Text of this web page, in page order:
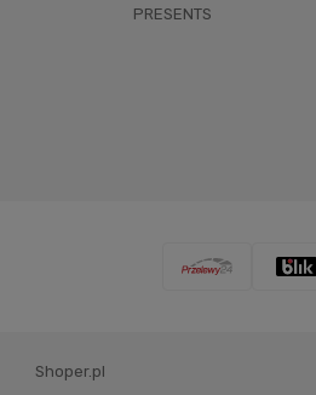
PRESENTS
Shoper.pl